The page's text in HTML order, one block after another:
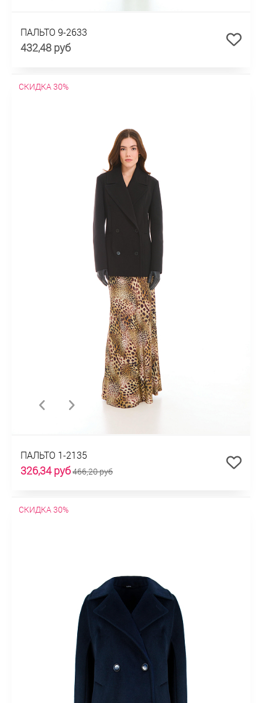
ПАЛЬТО 9-2633
432,48 руб
СКИДКА 30%
ПАЛЬТО 1-2135
326,34 руб466,20 руб
СКИДКА 30%